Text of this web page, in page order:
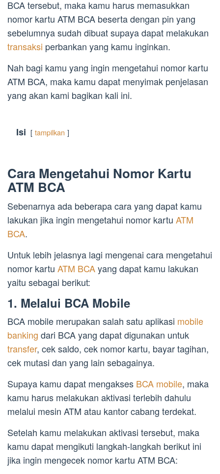
BCA tersebut, maka kamu harus memasukkan
nomor kartu ATM BCA beserta dengan pin yang
sebelumnya sudah dibuat supaya dapat melakukan
transaksi perbankan yang kamu inginkan.
Nah bagi kamu yang ingin mengetahui nomor kartu
ATM BCA, maka kamu dapat menyimak penjelasan
yang akan kami bagikan kali ini.
Isi tampilkan
Cara Mengetahui Nomor Kartu
ATM BCA
Sebenarnya ada beberapa cara yang dapat kamu
lakukan jika ingin mengetahui nomor kartu ATM
BCA.
Untuk lebih jelasnya lagi mengenai cara mengetahui
nomor kartu ATM BCAyang dapat kamu lakukan
yaitu sebagai berikut:
1. Melalui BCA Mobile
BCA mobile merupakan salah satu aplikasi mobile
banking dari BCA yang dapat digunakan untuk
transfer, cek saldo, cek nomor kartu, bayar tagihan,
cek mutasi dan yang lain sebagainya.
Supaya kamu dapat mengakses BCA mobile, maka
kamu harus melakukan aktivasi terlebih dahulu
melalui mesin ATM atau kantor cabang terdekat.
Setelah kamu melakukan aktivasi tersebut, maka
kamu dapat mengikuti langkah-langkah berikut ini
jika ingin mengecek nomor kartu ATM BCA: